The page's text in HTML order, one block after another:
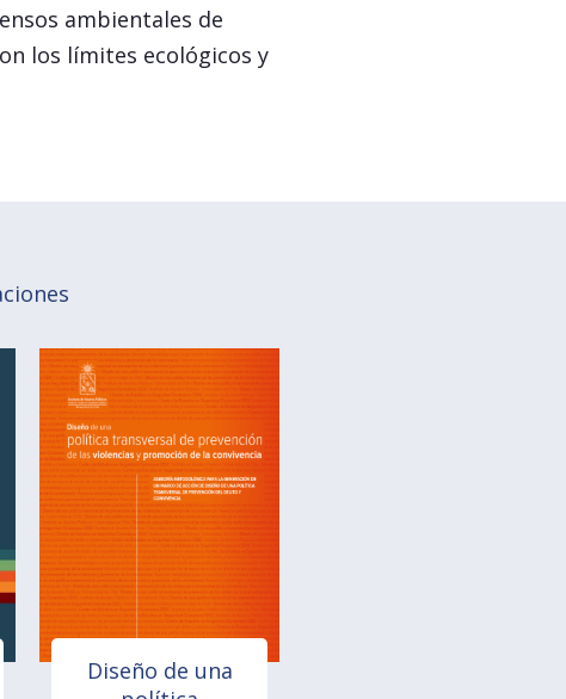
ambientales de
los límites ecológicos y
Diseño de una